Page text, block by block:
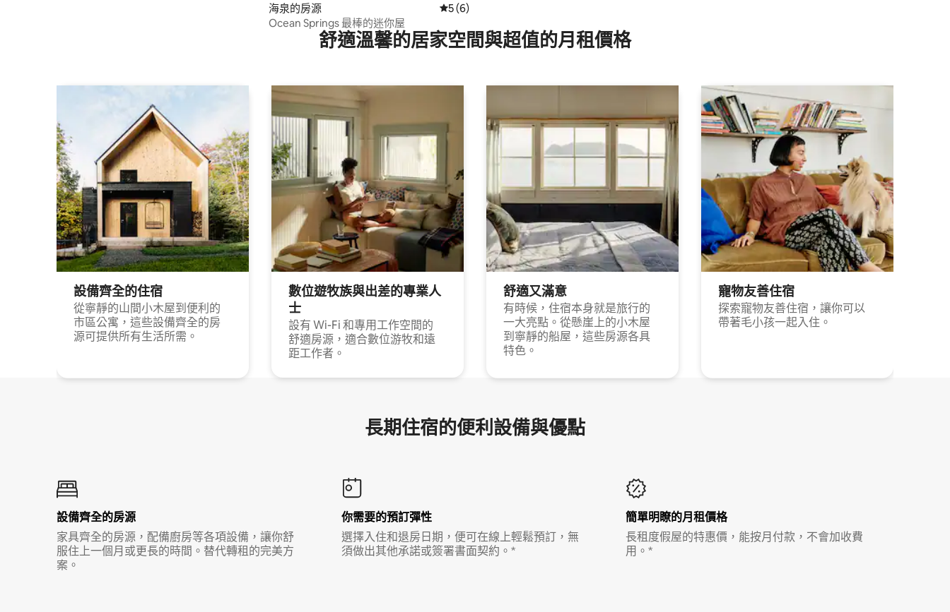
海泉的房源 從 6 則評價中獲得 5 的平均評分（滿分 5 分）
5 (6)
Ocean Springs 最棒的迷你屋
舒適溫馨的居家空間與超值的月租價格
設備齊全的住宿
從寧靜的山間小木屋到便利的
市區公寓，這些設備齊全的房
源可提供所有生活所需。
數位遊牧族與出差的專業人
士
設有 Wi-Fi 和專用工作空間的
舒適房源，適合數位游牧和遠
距工作者。
舒適又滿意
有時候，住宿本身就是旅行的
一大亮點。從懸崖上的小木屋
到寧靜的船屋，這些房源各具
特色。
寵物友善住宿
探索寵物友善住宿，讓你可以
帶著毛小孩一起入住。
長期住宿的便利設備與優點
設備齊全的房源
家具齊全的房源，配備廚房等各項設備，讓你舒
服住上一個月或更長的時間。替代轉租的完美方
案。
你需要的預訂彈性
選擇入住和退房日期，便可在線上輕鬆預訂，無
須做出其他承諾或簽署書面契約。*
簡單明瞭的月租價格
長租度假屋的特惠價，能按月付款，不會加收費
用。*